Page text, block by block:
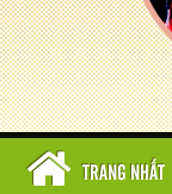
TRANG NHẤT